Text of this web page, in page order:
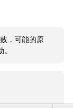
，可能的原